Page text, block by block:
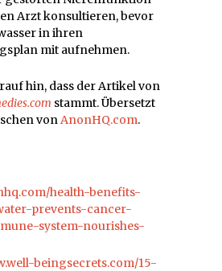
Arzt konsultieren, bevor
in ihren
mit aufnehmen.
hin, dass der Artikel von
stammt. Übersetzt
vonAnonHQ.com.
health-benefits-
prevents-cancer-
system-nourishes-
beingsecrets.com/15-